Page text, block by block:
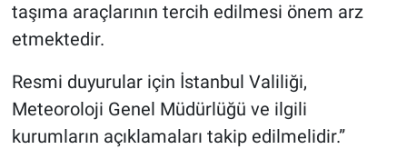
taşıma araçlarının tercih edilmesi önem arz
etmektedir.
Resmi duyurular için İstanbul Valiliği,
Meteoroloji Genel Müdürlüğü ve ilgili
kurumların açıklamaları takip edilmelidir.”